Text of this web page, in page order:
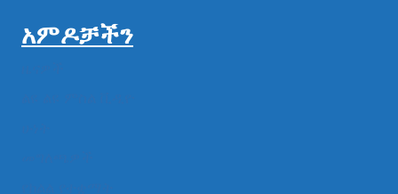
አምዶቻችን